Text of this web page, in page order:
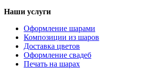
Наши услуги
Оформление шарами
Композиции из шаров
Доставка цветов
Оформление свадеб
Печать на шарах